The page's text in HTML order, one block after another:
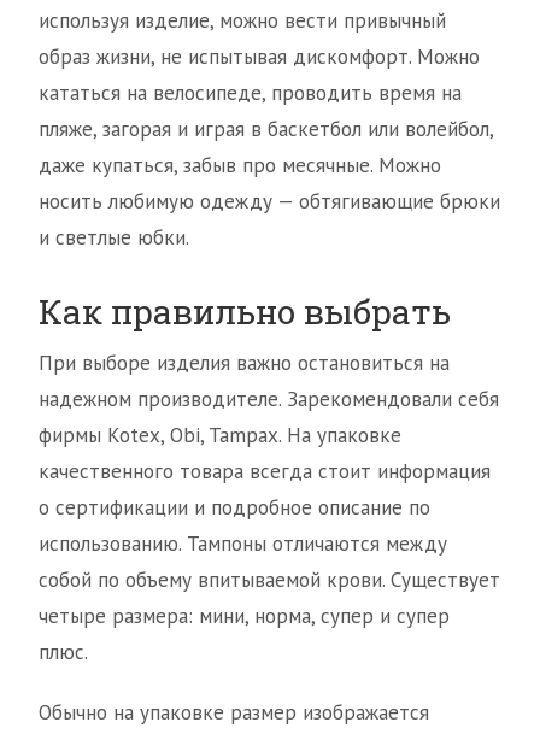
используя изделие, можно вести привычный
образ жизни, не испытывая дискомфорт. Можно
кататься на велосипеде, проводить время на
пляже, загорая и играя в баскетбол или волейбол,
даже купаться, забыв про месячные. Можно
носить любимую одежду — обтягивающие брюки
и светлые юбки.
Как правильно выбрать
При выборе изделия важно остановиться на
надежном производителе. Зарекомендовали себя
фирмы Kotex, Obi, Tampaх. На упаковке
качественного товара всегда стоит информация
о сертификации и подробное описание по
использованию. Тампоны отличаются между
собой по объему впитываемой крови. Существует
четыре размера: мини, норма, супер и супер
плюс.
Обычно на упаковке размер изображается